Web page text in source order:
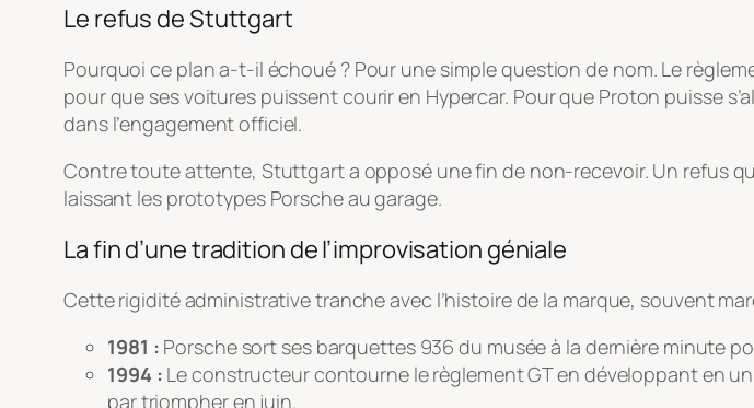
Le refus de Stuttgart
Pourquoi ce plan a-t-il échoué ? Pour une simple question de nom. Le
pour que ses voitures puissent courir en Hypercar. Pour que Proton puisse
dans l’engagement officiel.
Contre toute attente, Stuttgart a opposé une fin de non-recevoir. Un refus
laissant les prototypes Porsche au garage.
La fin d’une tradition de l’improvisation géniale
Cette rigidité administrative tranche avec l’histoire de la marque, souvent
1981 : Porsche sort ses barquettes 936 du musée à la dernière minute
1994 : Le constructeur contourne le règlement GT en développant en
par triompher en juin.